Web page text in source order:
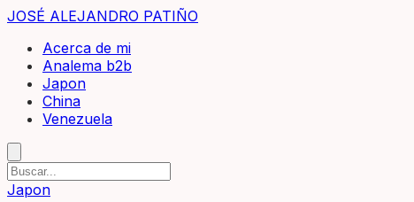
JOSÉ ALEJANDRO PATIÑO
Acerca de mi
Analema b2b
Japon
China
Venezuela
Japon